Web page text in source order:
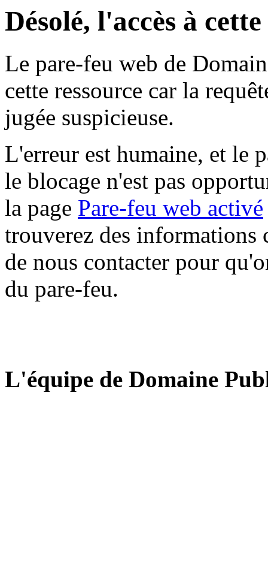
Désolé, l'accès à
Le pare-feu web de
cette ressource car la
jugée suspicieuse.
L'erreur est humaine, et le
le blocage n'est pas
la page Pare-feu web activé
trouverez des informations
de nous contacter pour
du pare-feu.
L'équipe de Domaine